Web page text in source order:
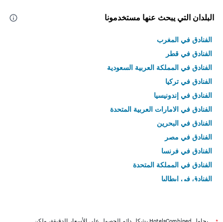
البلدان التي يبحث عنها مستخدمونا
الفنادق في المغرب
الفنادق في قطر
الفنادق في المملكة العربية السعودية
الفنادق في تركيا
الفنادق في إندونيسيا
الفنادق في الامارات العربية المتحدة
الفنادق في البحرين
الفنادق في مصر
الفنادق في فرنسا
الفنادق في المملكة المتحدة
الفنادق في إيطاليا